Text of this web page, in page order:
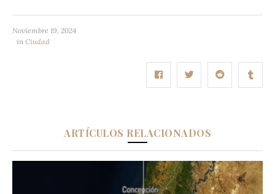
Noviembre 19, 2024
in Ciudad
ARTÍCULOS RELACIONADOS